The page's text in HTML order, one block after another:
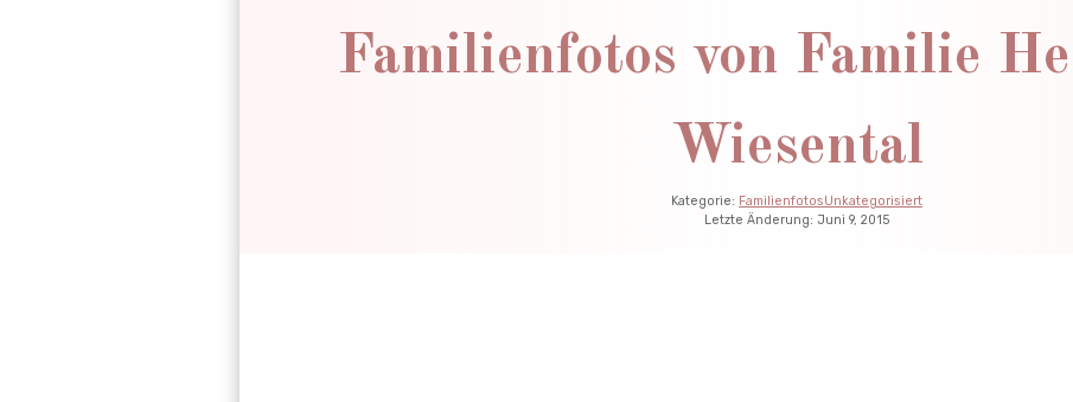
Familienfotos von Familie
Wiesental
Kategorie: FamilienfotosUnkategorisiert
Letzte Änderung: Juni 9, 2015